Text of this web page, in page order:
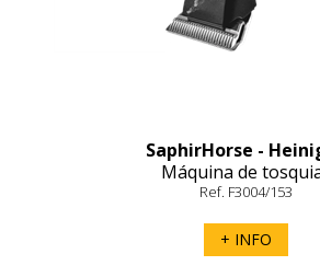
SaphirHorse -
Máquina de
Ref. F3004/153
+ INFO